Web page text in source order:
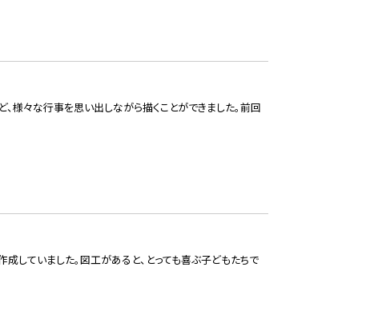
様々な行事を思い出しながら描くことができました。前回
していました。図工があると、とっても喜ぶ子どもたちで